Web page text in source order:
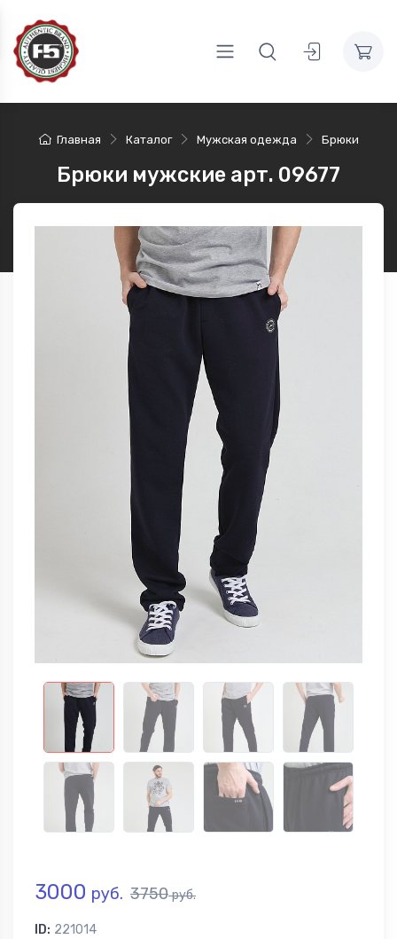
Главная Каталог Мужская одежда Брюки
Брюки мужские арт. 09677
3000 руб. 3750руб.
ID: 221014